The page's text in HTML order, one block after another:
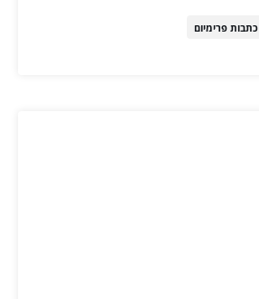
כתבות פרימיום